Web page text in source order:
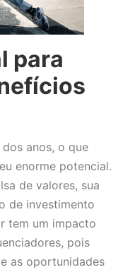
para
anos, o que
enorme potencial.
de valores, sua
de investimento
tem um impacto
pois
as oportunidades